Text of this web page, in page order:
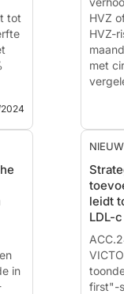
tot
HVZ
HVZ-
met
ESC-
Study
Long-
in
or
in
leidt
LDL-
first"-